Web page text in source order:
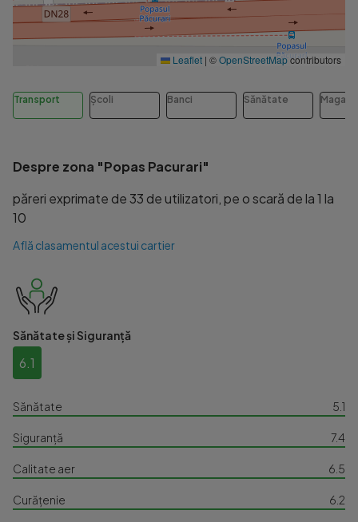
Leaflet | ©OpenStreetMapcontributors
Transport Școli Banci Sănătate
Despre zona "Popas Pacurari"
păreri exprimate de 33 de utilizatori, pe o scară de la 1 la
10
Află clasamentul acestui cartier
Sănătate și Siguranță
6.1
Sănătate 5.1
Siguranță 7.4
Calitate aer 6.5
Curățenie 6.2